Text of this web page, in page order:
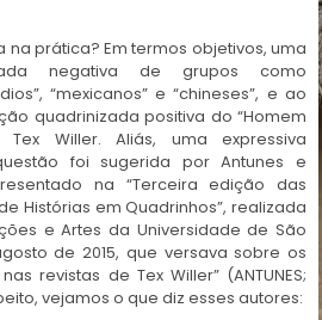
na prática? Em termos objetivos, uma
negativa de grupos como
“mexicanos” e “chineses”, e ao
quadrinizada positiva do “Homem
Willer. Aliás, uma expressiva
foi sugerida por Antunes e
na “Terceira edição das
Histórias em Quadrinhos”, realizada
e Artes da Universidade de São
de 2015, que versava sobre os
revistas de Tex Willer” (ANTUNES;
vejamos o que diz esses autores: